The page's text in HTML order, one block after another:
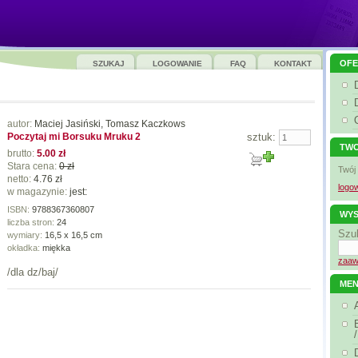
SZUKAJ LOGOWANIE FAQ KONTAKT
autor: Maciej Jasiński, Tomasz Kaczkows
Poczytaj mi Borsuku Mruku 2
brutto: 5.00 zł
Stara cena: 0 zł
netto: 4.76 zł
w magazynie: jest:
sztuk:
ISBN: 9788367360807
liczba stron: 24
wymiary: 16,5 x 16,5 cm
okładka: miękka
/dla dz/baj/